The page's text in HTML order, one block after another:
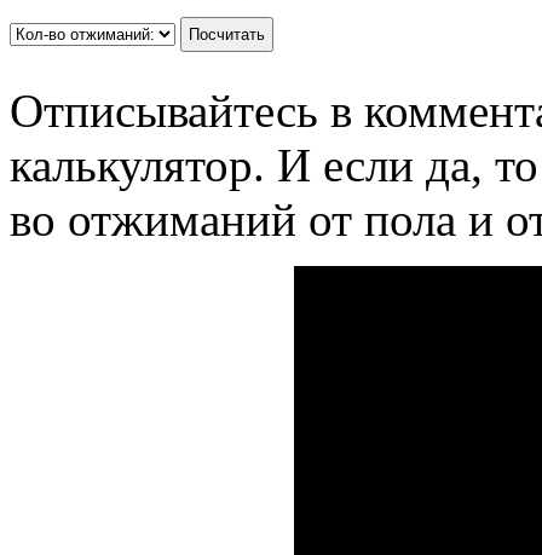
Посчитать
Отписывайтесь в
калькулятор. И если да,
во отжиманий от пола и